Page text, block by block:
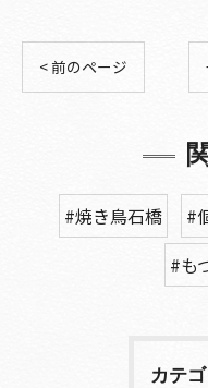
< 前のページ
#焼き鳥石橋 #
#も
カテ